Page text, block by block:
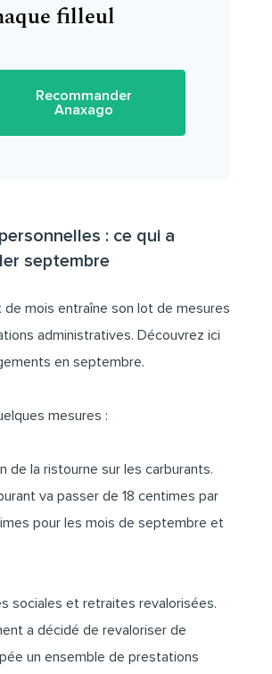
filleul
Recommander
Anaxago
: ce qui a
septembre
de mois entraîne son lot de mesures
administratives. Découvrez ici
en septembre.
mesures :
de la ristourne sur les carburants.
va passer de 18 centimes par
pour les mois de septembre et
sociales et retraites revalorisées.
a décidé de revaloriser de
un ensemble de prestations